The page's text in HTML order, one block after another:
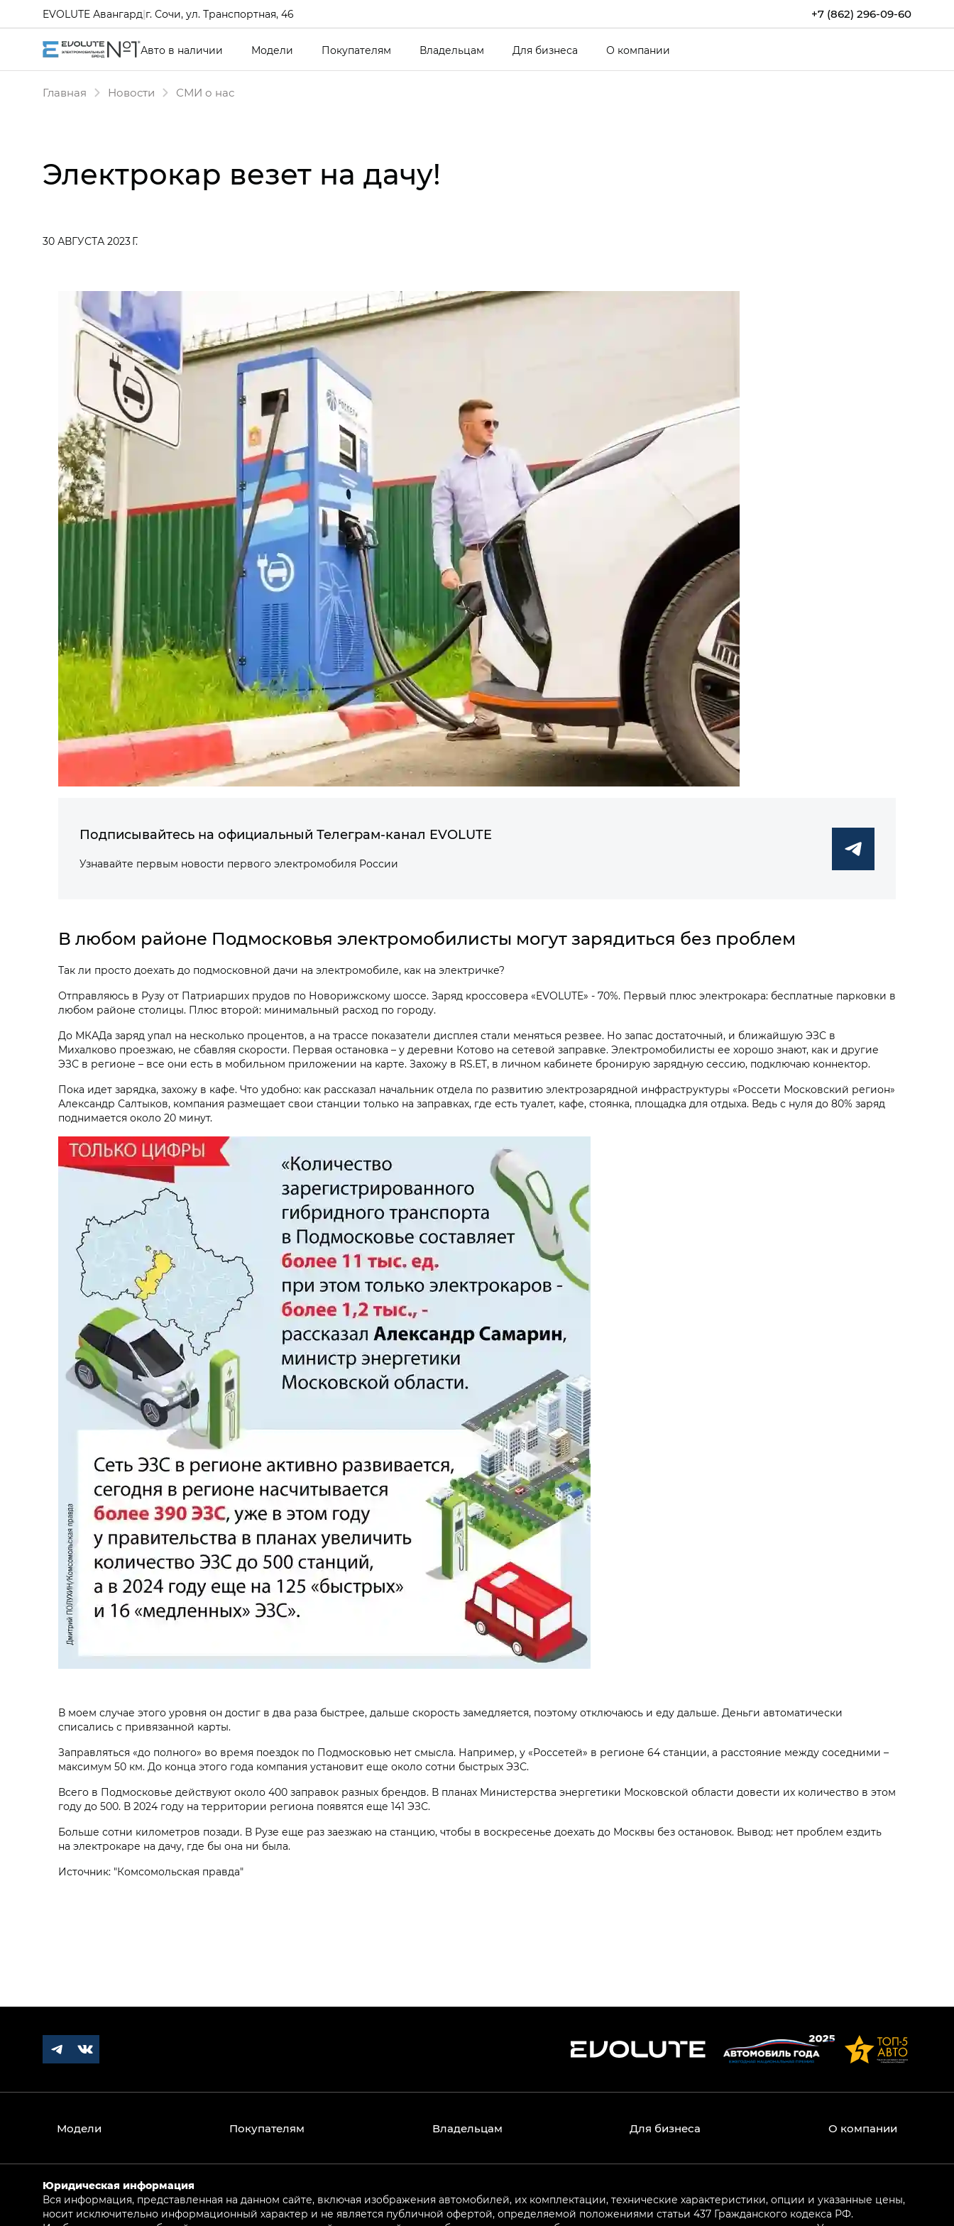
+7 (862) 296-09-60
EVOLUTE Авангард|г. Сочи, ул. Транспортная, 46
Авто в наличии Модели Покупателям Владельцам Для бизнеса О компании
Главная Новости СМИ о нас
Электрокар везет на дачу!
30 АВГУСТА 2023 Г.
Подписывайтесь на официальный Телеграм-канал EVOLUTE
Узнавайте первым новости первого электромобиля России
В любом районе Подмосковья электромобилисты могут зарядиться без проблем
Так ли просто доехать до подмосковной дачи на электромобиле, как на электричке?
Отправляюсь в Рузу от Патриарших прудов по Новорижскому шоссе. Заряд кроссовера «EVOLUTE» - 70%. Первый плюс электрокара: бесплатные парковки в
любом районе столицы. Плюс второй: минимальный расход по городу.
До МКАДа заряд упал на несколько процентов, а на трассе показатели дисплея стали меняться резвее. Но запас достаточный, и ближайшую ЭЗС в
Михалково проезжаю, не сбавляя скорости. Первая остановка – у деревни Котово на сетевой заправке. Электромобилисты ее хорошо знают, как и другие
ЭЗС в регионе – все они есть в мобильном приложении на карте. Захожу в RS.ET, в личном кабинете бронирую зарядную сессию, подключаю коннектор.
Пока идет зарядка, захожу в кафе. Что удобно: как рассказал начальник отдела по развитию электрозарядной инфраструктуры «Россети Московский регион»
Александр Салтыков, компания размещает свои станции только на заправках, где есть туалет, кафе, стоянка, площадка для отдыха. Ведь с нуля до 80% заряд
поднимается около 20 минут.
В моем случае этого уровня он достиг в два раза быстрее, дальше скорость замедляется, поэтому отключаюсь и еду дальше. Деньги автоматически
списались с привязанной карты.
Заправляться «до полного» во время поездок по Подмосковью нет смысла. Например, у «Россетей» в регионе 64 станции, а расстояние между соседними –
максимум 50 км. До конца этого года компания установит еще около сотни быстрых ЭЗС.
Всего в Подмосковье действуют около 400 заправок разных брендов. В планах Министерства энергетики Московской области довести их количество в этом
году до 500. В 2024 году на территории региона появятся еще 141 ЭЗС.
Больше сотни километров позади. В Рузе еще раз заезжаю на станцию, чтобы в воскресенье доехать до Москвы без остановок. Вывод: нет проблем ездить
на электрокаре на дачу, где бы она ни была.
Источник: "Комсомольская правда"
Модели Покупателям Владельцам Для бизнеса О компании
Юридическая информация
Вся информация, представленная на данном сайте, включая изображения автомобилей, их комплектации, технические характеристики, опции и указанные цены,
носит исключительно информационный характер и не является публичной офертой, определяемой положениями статьи 437 Гражданского кодекса РФ.